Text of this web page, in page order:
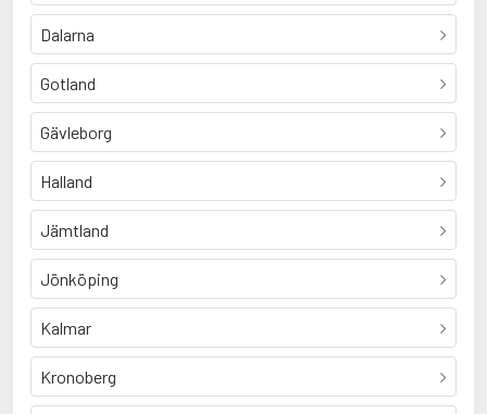
Dalarna
Gotland
Gävleborg
Halland
Jämtland
Jönköping
Kalmar
Kronoberg